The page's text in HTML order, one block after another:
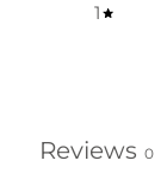
1
Reviews 0